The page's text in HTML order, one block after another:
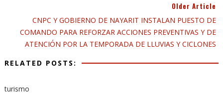
Older Article
CNPC Y GOBIERNO DE NAYARIT INSTALAN PUESTO DE
COMANDO PARA REFORZAR ACCIONES PREVENTIVAS Y DE
ATENCIÓN POR LA TEMPORADA DE LLUVIAS Y CICLONES
RELATED POSTS:
turismo